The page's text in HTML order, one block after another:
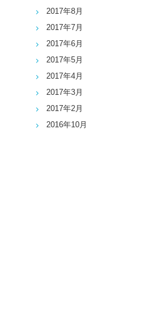
2017年8月
2017年7月
2017年6月
2017年5月
2017年4月
2017年3月
2017年2月
2016年10月